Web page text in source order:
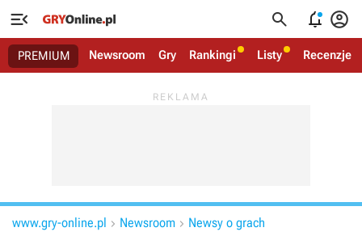
   
PREMIUM Newsroom Gry Rankingi Listy Recenzje
www.gry-online.pl  Newsroom  Newsy o grach